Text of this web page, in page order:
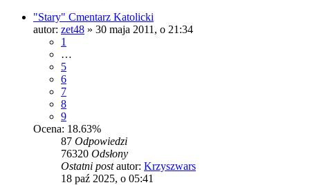
"Stary" Cmentarz Katolicki
autor: zet48 » 30 maja 2011, o 21:34
1
…
5
6
7
8
9
Ocena: 18.63%
87 Odpowiedzi
76320 Odsłony
Ostatni postautor: Krzyszwars
18 paź 2025, o 05:41